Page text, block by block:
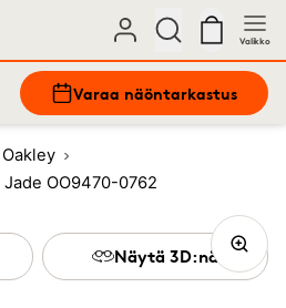
Valikko
Varaa näöntarkastus
Oakley
OO9470-0762
Näytä 3D:nä